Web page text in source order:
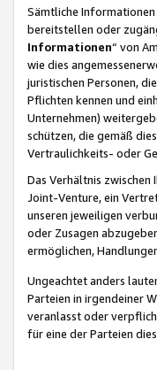
Sämtliche Informationen
bereitstellen oder
Informationen“ von
wie dies
juristischen Personen,
Pflichten kennen und
Unternehmen)
schützen, die gemäß
Vertraulichkeits- oder
Das Verhältnis
Joint-Venture, ein
unseren jeweiligen
oder Zusagen
ermöglichen,
Ungeachtet anders
Parteien in irgendeiner
veranlasst oder
für eine der Parteien